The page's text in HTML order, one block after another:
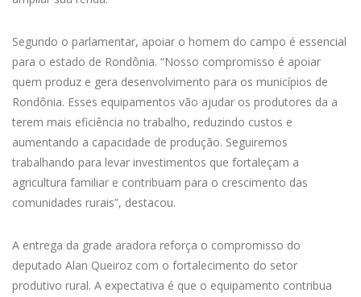
Segundo o parlamentar, apoiar o homem do campo é essencial
para o estado de Rondônia. “Nosso compromisso é apoiar
quem produz e gera desenvolvimento para os municípios de
Rondônia. Esses equipamentos vão ajudar os produtores da a
terem mais eficiência no trabalho, reduzindo custos e
aumentando a capacidade de produção. Seguiremos
trabalhando para levar investimentos que fortaleçam a
agricultura familiar e contribuam para o crescimento das
comunidades rurais”, destacou.
A entrega da grade aradora reforça o compromisso do
deputado Alan Queiroz com o fortalecimento do setor
produtivo rural. A expectativa é que o equipamento contribua